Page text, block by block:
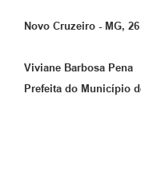
Novo Cruzeiro - MG,
Viviane Barbosa Pena
Prefeita do Município